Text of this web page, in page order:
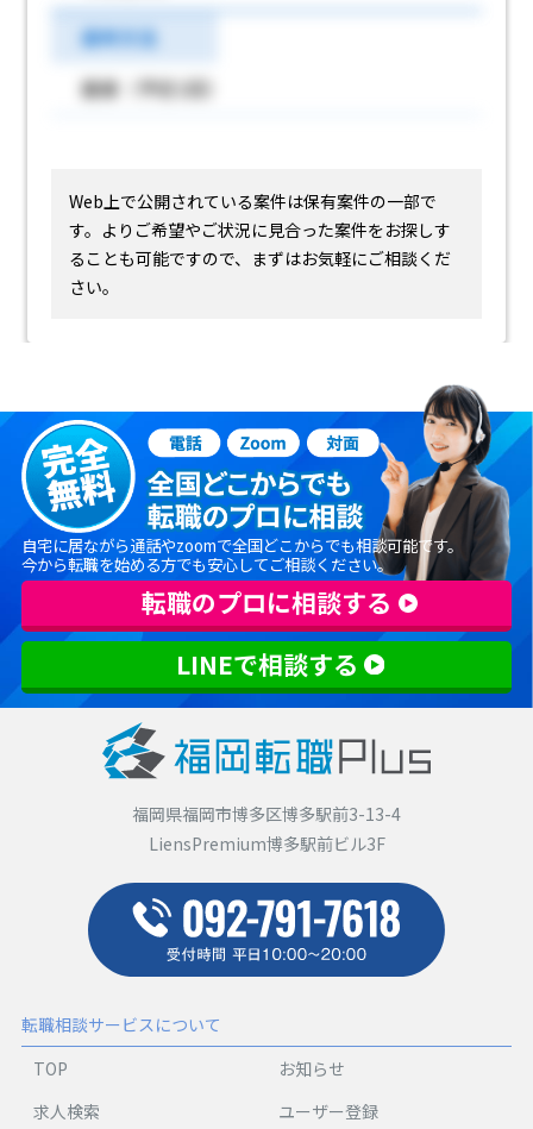
選考方法
面接（予定1回）
Web上で公開されている案件は保有案件の一部で
す。 よりご希望やご状況に見合った案件をお探しす
ることも可能ですので、まずはお気軽にご相談くだ
さい。
自宅に居ながら通話やzoomで全国どこからでも相談可能です。
今から転職を始める方でも安心してご相談ください。
転職のプロに相談する
LINEで相談する
福岡県福岡市博多区博多駅前3-13-4
LiensPremium博多駅前ビル3F
転職相談サービスについて
TOP
お知らせ
求人検索
ユーザー登録